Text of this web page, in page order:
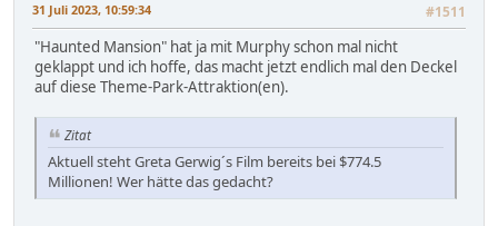
31 Juli 2023, 10:59:34 #1511
"Haunted Mansion" hat ja mit Murphy schon mal nicht
geklappt und ich hoffe, das macht jetzt endlich mal den Deckel
auf diese Theme-Park-Attraktion(en).
Zitat
Aktuell steht Greta Gerwig´s Film bereits bei $774.5
Millionen! Wer hätte das gedacht?